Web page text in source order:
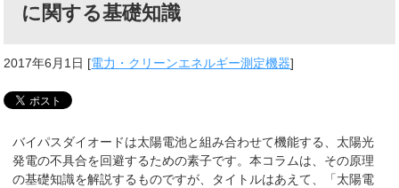
に関する基礎知識
2017年6月1日 [電力・クリーンエネルギー測定機器]
バイパスダイオードは太陽電池と組み合わせて機能する、太陽光
発電の不具合を回避するための素子です。本コラムは、その原理
の基礎知識を解説するものですが、タイトルはあえて、「太陽電